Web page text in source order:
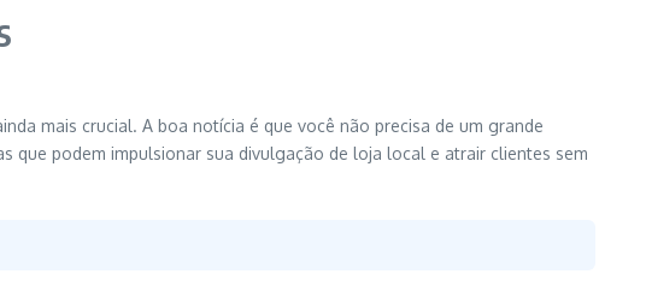
mais crucial. A boa notícia é que você não precisa de um grande
que podem impulsionar sua divulgação de loja local e atrair clientes sem